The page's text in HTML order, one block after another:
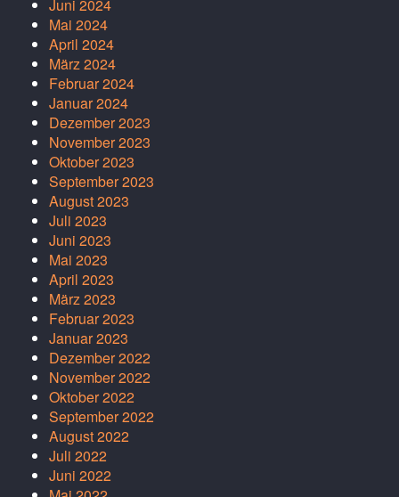
Juni 2024
Mai 2024
April 2024
März 2024
Februar 2024
Januar 2024
Dezember 2023
November 2023
Oktober 2023
September 2023
August 2023
Juli 2023
Juni 2023
Mai 2023
April 2023
März 2023
Februar 2023
Januar 2023
Dezember 2022
November 2022
Oktober 2022
September 2022
August 2022
Juli 2022
Juni 2022